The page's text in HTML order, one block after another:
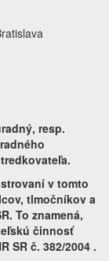
resp.
v tomto
tlmočníkov a
To znamená,
činnosť
SR č. 382/2004 .